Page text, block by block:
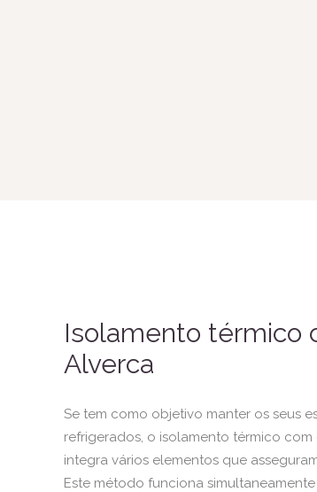
Isolamento térmico
Alverca
Se tem como objetivo manter os seus
refrigerados, o isolamento térmico
integra vários elementos que
Este método funciona